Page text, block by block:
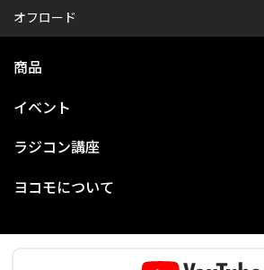
オフロード
商品
イベント
ラジコン講座
ヨコモについて